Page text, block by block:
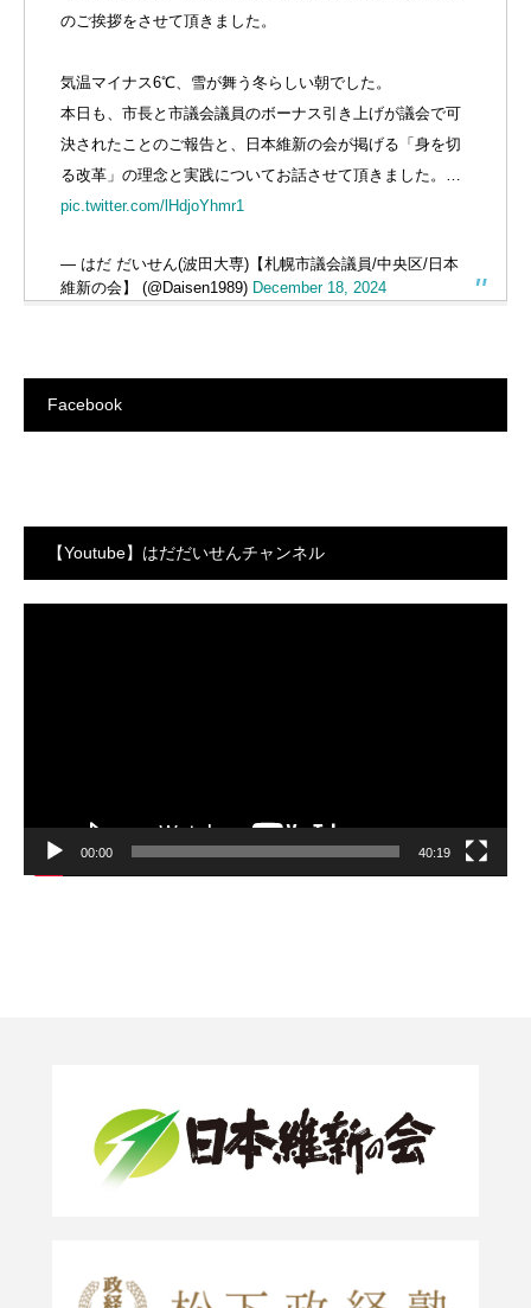
のご挨拶をさせて頂きました。
気温マイナス6℃、雪が舞う冬らしい朝でした。
本日も、市長と市議会議員のボーナス引き上げが議会で可
決されたことのご報告と、日本維新の会が掲げる「身を切
る改革」の理念と実践についてお話させて頂きました。…
pic.twitter.com/lHdjoYhmr1
— はだ だいせん(波田大専)【札幌市議会議員/中央区/日本
維新の会】 (@Daisen1989) December 18, 2024
Facebook
【Youtube】はだだいせんチャンネル
動
00:00 40:19